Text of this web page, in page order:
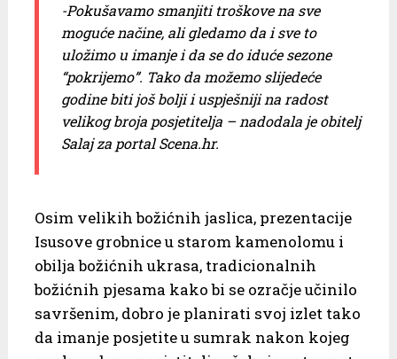
-Pokušavamo smanjiti troškove na sve
moguće načine, ali gledamo da i sve to
uložimo u imanje i da se do iduće sezone
“pokrijemo”. Tako da možemo slijedeće
godine biti još bolji i uspješniji na radost
velikog broja posjetitelja – nadodala je obitelj
Salaj za portal Scena.hr.
Osim velikih božićnih jaslica, prezentacije
Isusove grobnice u starom kamenolomu i
obilja božićnih ukrasa, tradicionalnih
božićnih pjesama kako bi se ozračje učinilo
savršenim, dobro je planirati svoj izlet tako
da imanje posjetite u sumrak nakon kojeg